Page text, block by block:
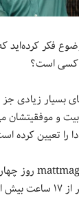
فکر کرده‌اید
کسی است؟
بسیار زیادی جز
را تعیین کرده